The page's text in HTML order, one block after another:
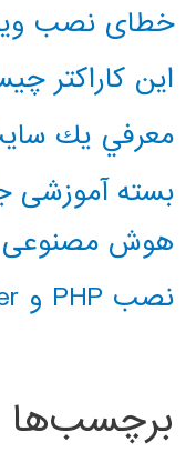
خطای نصب
این کاراکتر
معرفي يك
بسته آموزشی
هوش مصنوعی
نصب PHP و composer در ویندوز 10
برچسب‌ها